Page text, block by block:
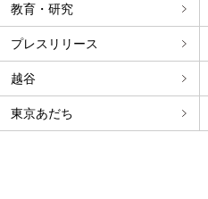
教育・研究
プレスリリース
越谷
東京あだち